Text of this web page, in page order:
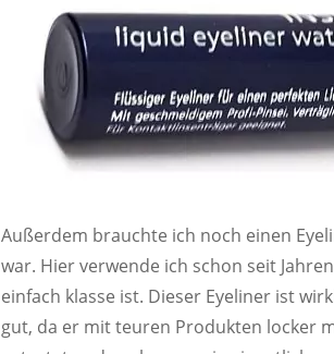
Außerdem brauchte ich noch einen
war. Hier verwende ich schon seit
einfach klasse ist. Dieser Eyeliner ist
gut, da er mit teuren Produkten locker